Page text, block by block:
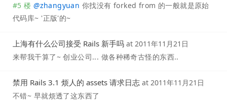
#5 楼 @zhangyuan 你找没有 forked from 的一般就是原始
代码库~ '正版'的~
上海有什么公司接受 Rails 新手吗 at 2011年11月21日
来帮我干算了~ 创业公司... 做各种稀奇古怪的东西..
禁用 Rails 3.1 烦人的 assets 请求日志 at 2011年11月21日
不错~ 早就烦透了这东西了